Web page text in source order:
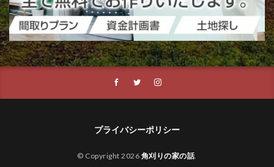
プライバシーポリシー
© Copyright 2026 角刈りの家の話.